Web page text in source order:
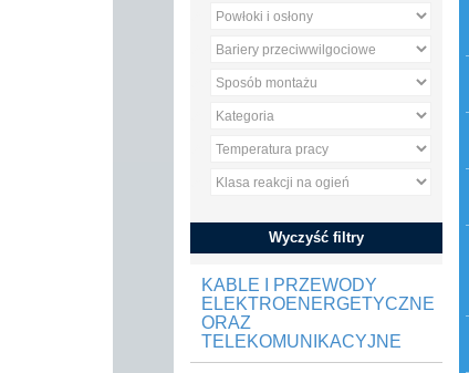
Wyczyść filtry
KABLE I PRZEWODY
ELEKTROENERGETYCZNE
ORAZ
TELEKOMUNIKACYJNE